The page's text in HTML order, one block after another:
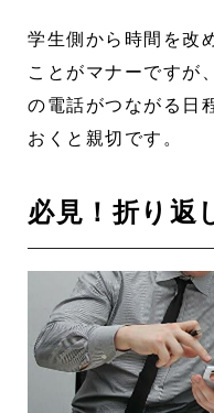
学生側から時間を改
ことがマナーですが
の電話がつながる日
おくと親切です。
必見！折り返